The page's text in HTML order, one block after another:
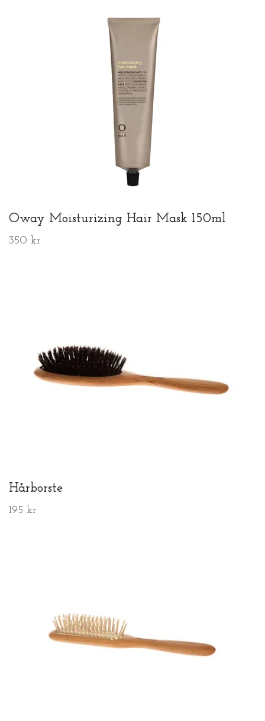
Oway Moisturizing Hair Mask 150ml
350 kr
Hårborste
195 kr